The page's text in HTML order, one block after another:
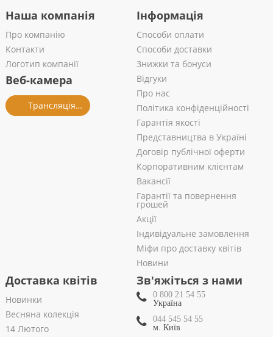
Наша компанія
Про компанію
Контакти
Логотип компанії
Веб-камера
Трансляція із салону
Інформація
Способи оплати
Способи доставки
Знижки та бонуси
Відгуки
Про нас
Політика конфіденційності
Гарантія якості
Представництва в Україні
Договір публічної оферти
Корпоративним клієнтам
Вакансії
Гарантії та повернення
грошей
Акції
Індивідуальне замовлення
Міфи про доставку квітів
Новини
Доставка квітів
Новинки
Весняна колекція
14 Лютого
Зв'яжіться з нами
0 800 21 54 55
Україна
044 545 54 55
м. Київ